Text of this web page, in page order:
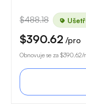
$488.18
$390.62 /pro
Obnovuje se za $390.62/